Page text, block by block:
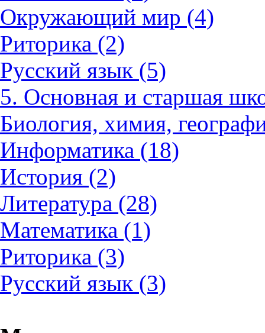
Окружающий мир (4)
Риторика (2)
Русский язык (5)
5. Основная и старшая
Биология, химия,
Информатика (18)
История (2)
Литература (28)
Математика (1)
Риторика (3)
Русский язык (3)